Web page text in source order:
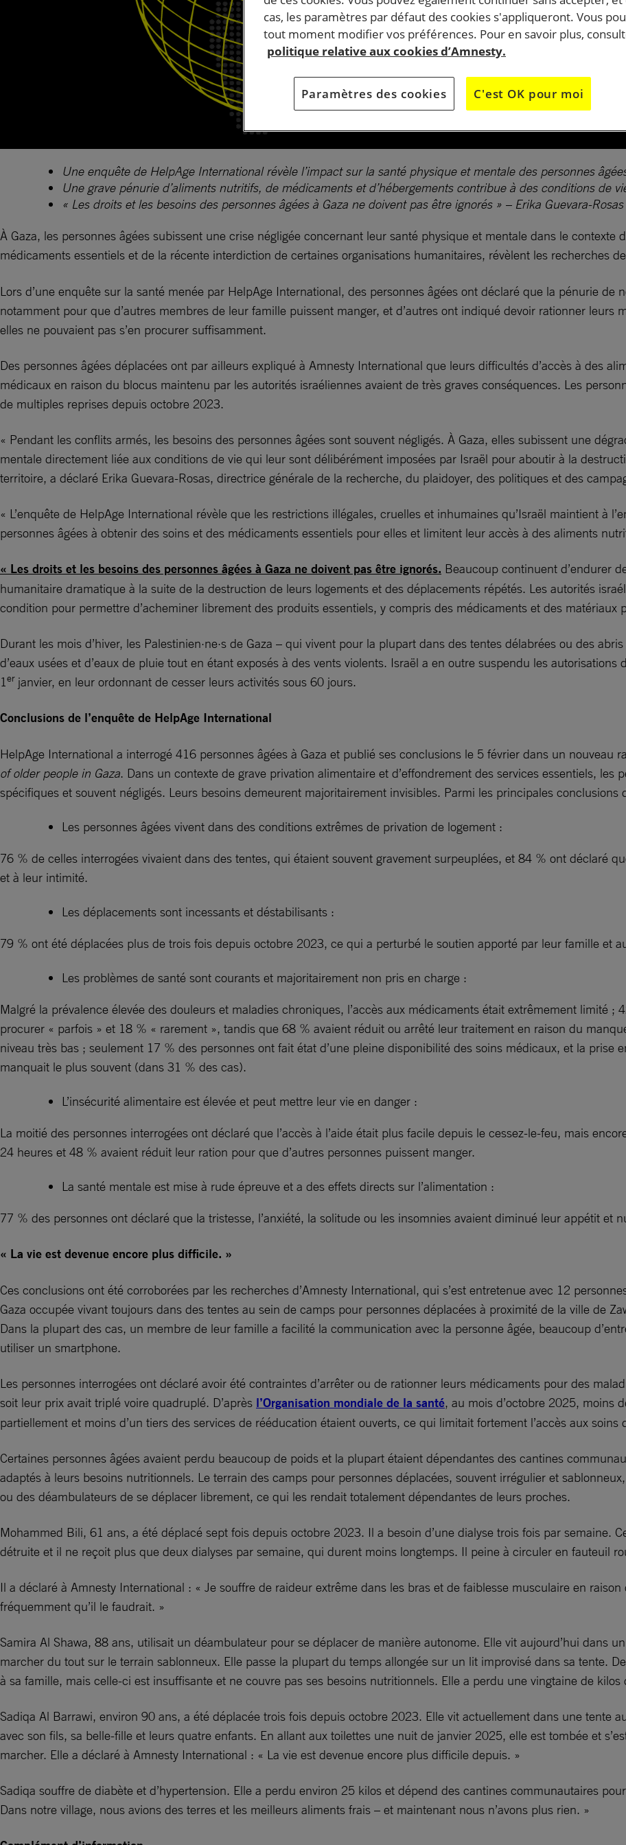
Une enquête de HelpAge International révèle l’impact sur la santé physique et mentale des personnes
Une grave pénurie d’aliments nutritifs, de médicaments et d’hébergements contribue à des conditions de
« Les droits et les besoins des personnes âgées à Gaza ne doivent pas être ignorés » – Erika Guevara-Rosas
À Gaza, les personnes âgées subissent une crise négligée concernant leur santé physique et mentale dans le contexte
médicaments essentiels et de la récente interdiction de certaines organisations humanitaires, révèlent les recherches de
Lors d’une enquête sur la santé menée par HelpAge International, des personnes âgées ont déclaré que la pénurie de
notamment pour que d’autres membres de leur famille puissent manger, et d’autres ont indiqué devoir rationner leurs
elles ne pouvaient pas s’en procurer suffisamment.
Des personnes âgées déplacées ont par ailleurs expliqué à Amnesty International que leurs difficultés d’accès à des
médicaux en raison du blocus maintenu par les autorités israéliennes avaient de très graves conséquences. Les
de multiples reprises depuis octobre 2023.
« Pendant les conflits armés, les besoins des personnes âgées sont souvent négligés. À Gaza, elles subissent une
mentale directement liée aux conditions de vie qui leur sont délibérément imposées par Israël pour aboutir à la
territoire, a déclaré Erika Guevara-Rosas, directrice générale de la recherche, du plaidoyer, des politiques et des
« L’enquête de HelpAge International révèle que les restrictions illégales, cruelles et inhumaines qu’Israël maintient à
personnes âgées à obtenir des soins et des médicaments essentiels pour elles et limitent leur accès à des aliments
« Les droits et les besoins des personnes âgées à Gaza ne doivent pas être ignorés. Beaucoup continuent d’endurer
humanitaire dramatique à la suite de la destruction de leurs logements et des déplacements répétés. Les autorités
condition pour permettre d’acheminer librement des produits essentiels, y compris des médicaments et des matériaux
Durant les mois d’hiver, les Palestinien·ne·s de Gaza – qui vivent pour la plupart dans des tentes délabrées ou des
d’eaux usées et d’eaux de pluie tout en étant exposés à des vents violents. Israël a en outre suspendu les
1 er janvier, en leur ordonnant de cesser leurs activités sous 60 jours.
Conclusions de l’enquête de HelpAge International
HelpAge International a interrogé 416 personnes âgées à Gaza et publié ses conclusions le 5 février dans un nouveau
of older people in Gaza. Dans un contexte de grave privation alimentaire et d’effondrement des services essentiels, les
spécifiques et souvent négligés. Leurs besoins demeurent majoritairement invisibles. Parmi les principales conclusions
Les personnes âgées vivent dans des conditions extrêmes de privation de logement :
76 % de celles interrogées vivaient dans des tentes, qui étaient souvent gravement surpeuplées, et 84 % ont déclaré
et à leur intimité.
Les déplacements sont incessants et déstabilisants :
79 % ont été déplacées plus de trois fois depuis octobre 2023, ce qui a perturbé le soutien apporté par leur famille et
Les problèmes de santé sont courants et majoritairement non pris en charge :
Malgré la prévalence élevée des douleurs et maladies chroniques, l’accès aux médicaments était extrêmement limité ;
procurer « parfois » et 18 % « rarement », tandis que 68 % avaient réduit ou arrêté leur traitement en raison du
niveau très bas ; seulement 17 % des personnes ont fait état d’une pleine disponibilité des soins médicaux, et la prise
manquait le plus souvent (dans 31 % des cas).
L’insécurité alimentaire est élevée et peut mettre leur vie en danger :
La moitié des personnes interrogées ont déclaré que l’accès à l’aide était plus facile depuis le cessez-le-feu, mais
24 heures et 48 % avaient réduit leur ration pour que d’autres personnes puissent manger.
La santé mentale est mise à rude épreuve et a des effets directs sur l’alimentation :
77 % des personnes ont déclaré que la tristesse, l’anxiété, la solitude ou les insomnies avaient diminué leur appétit et
« La vie est devenue encore plus difficile. »
Ces conclusions ont été corroborées par les recherches d’Amnesty International, qui s’est entretenue avec 12
Gaza occupée vivant toujours dans des tentes au sein de camps pour personnes déplacées à proximité de la ville de
Dans la plupart des cas, un membre de leur famille a facilité la communication avec la personne âgée, beaucoup
utiliser un smartphone.
Les personnes interrogées ont déclaré avoir été contraintes d’arrêter ou de rationner leurs médicaments pour des
soit leur prix avait triplé voire quadruplé. D’après l’Organisation mondiale de la santé, au mois d’octobre 2025, moins
partiellement et moins d’un tiers des services de rééducation étaient ouverts, ce qui limitait fortement l’accès aux soins
Certaines personnes âgées avaient perdu beaucoup de poids et la plupart étaient dépendantes des cantines
adaptés à leurs besoins nutritionnels. Le terrain des camps pour personnes déplacées, souvent irrégulier et
ou des déambulateurs de se déplacer librement, ce qui les rendait totalement dépendantes de leurs proches.
Mohammed Bili, 61 ans, a été déplacé sept fois depuis octobre 2023. Il a besoin d’une dialyse trois fois par semaine.
détruite et il ne reçoit plus que deux dialyses par semaine, qui durent moins longtemps. Il peine à circuler en fauteuil
Il a déclaré à Amnesty International : « Je souffre de raideur extrême dans les bras et de faiblesse musculaire en
fréquemment qu’il le faudrait. »
Samira Al Shawa, 88 ans, utilisait un déambulateur pour se déplacer de manière autonome. Elle vit aujourd’hui dans
marcher du tout sur le terrain sablonneux. Elle passe la plupart du temps allongée sur un lit improvisé dans sa tente.
à sa famille, mais celle-ci est insuffisante et ne couvre pas ses besoins nutritionnels. Elle a perdu une vingtaine de
Sadiqa Al Barrawi, environ 90 ans, a été déplacée trois fois depuis octobre 2023. Elle vit actuellement dans une tente
avec son fils, sa belle-fille et leurs quatre enfants. En allant aux toilettes une nuit de janvier 2025, elle est tombée et
marcher. Elle a déclaré à Amnesty International : « La vie est devenue encore plus difficile depuis. »
Sadiqa souffre de diabète et d’hypertension. Elle a perdu environ 25 kilos et dépend des cantines communautaires
Dans notre village, nous avions des terres et les meilleurs aliments frais – et maintenant nous n’avons plus rien. »
cas, les paramètres par défaut des cookies s'appliqueront. Vous
tout moment modifier vos préférences. Pour en savoir plus,
politique relative aux cookies d’Amnesty.
Paramètres des cookies C'est OK pour moi